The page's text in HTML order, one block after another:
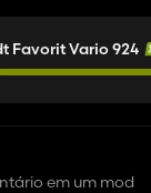
Favorit Vario 924
em um mod